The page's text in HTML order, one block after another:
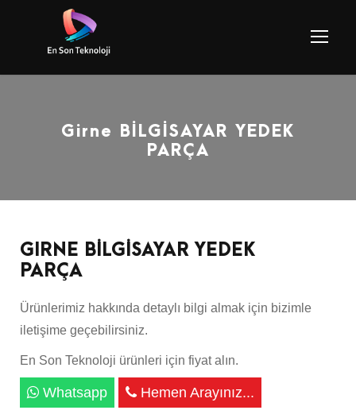
Girne BİLGİSAYAR YEDEK
PARÇA
GIRNE BİLGİSAYAR YEDEK
PARÇA
Ürünlerimiz hakkında detaylı bilgi almak için bizimle
iletişime geçebilirsiniz.
En Son Teknoloji ürünleri için fiyat alın.
Whatsapp Hemen Arayınız...